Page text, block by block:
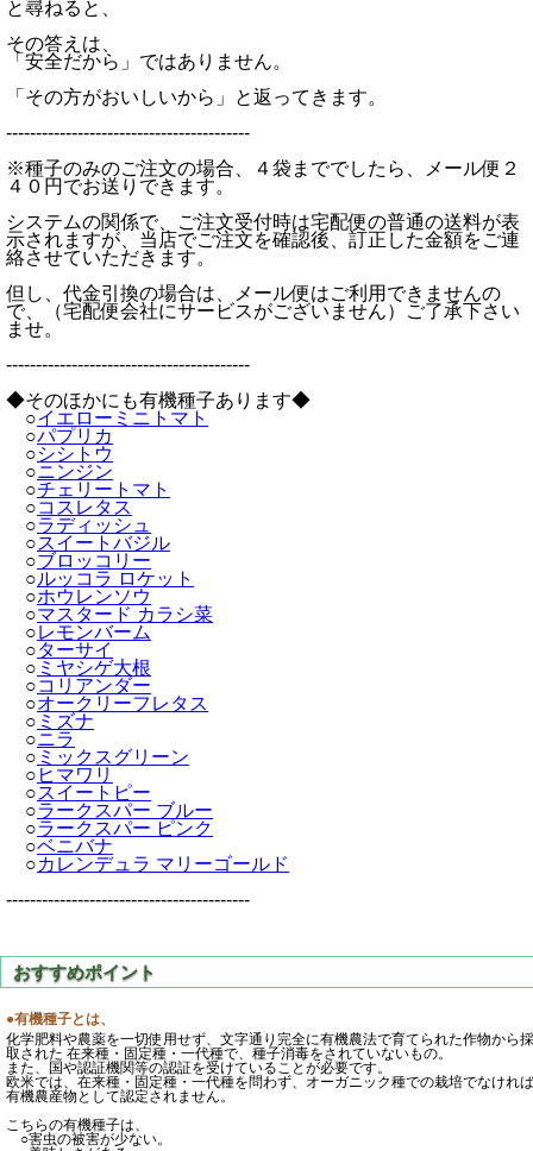
と尋ねると、
その答えは、
「安全だから」ではありません。
「その方がおいしいから」と返ってきます。
-----------------------------------------
※種子のみのご注文の場合、４袋まででしたら、メール便２
４０円でお送りできます。
システムの関係で、ご注文受付時は宅配便の普通の送料が表
示されますが、当店でご注文を確認後、訂正した金額をご連
絡させていただきます。
但し、代金引換の場合は、メール便はご利用できませんの
で、（宅配便会社にサービスがございません）ご了承下さい
ませ。
-----------------------------------------
◆そのほかにも有機種子あります◆
○イエローミニトマト
○パプリカ
○シシトウ
○ニンジン
○チェリートマト
○コスレタス
○ラディッシュ
○スイートバジル
○ブロッコリー
○ルッコラ ロケット
○ホウレンソウ
○マスタード カラシ菜
○レモンバーム
○ターサイ
○ ミヤシゲ大根
○コリアンダー
○オークリーフレタス
○ ミズナ
○ニラ
○ ミックスグリーン
○ ヒマワリ
○スイートピー
○ラークスパー ブルー
○ラークスパー ピンク
○ベニバナ
○カレンデュラ マリーゴールド
-----------------------------------------
●有機種子とは、
化学肥料や農薬を一切使用せず、文字通り完全に有機農法で育てられた作物から採
取された 在来種・固定種・一代種で、種子消毒をされていないもの。
また、国や認証機関等の認証を受けていることが必要です。
欧米では、在来種・固定種・一代種を問わず、オーガニック種での栽培でなければ
有機農産物として認定されません。
こちらの有機種子は、
○害虫の被害が少ない。